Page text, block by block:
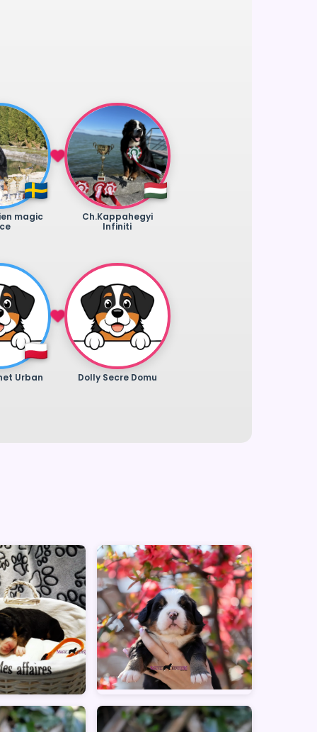
magic
Ch.Kappahegyi
Infiniti
Urban Dolly Secre Domu